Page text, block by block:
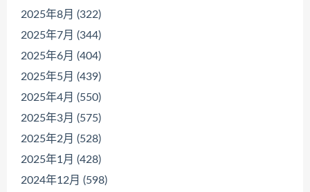
2025年8月 (322)
2025年7月 (344)
2025年6月 (404)
2025年5月 (439)
2025年4月 (550)
2025年3月 (575)
2025年2月 (528)
2025年1月 (428)
2024年12月 (598)